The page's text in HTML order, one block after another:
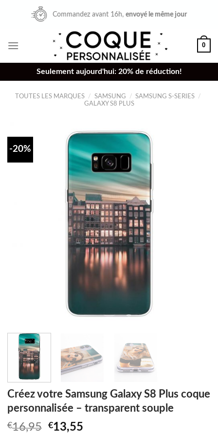
Commandez avant 16h,envoyé le même jour
0
Seulement aujourd'hui: 20% de réduction!
TOUTES LES MARQUES / SAMSUNG / SAMSUNG S-SERIES
/
GALAXY S8 PLUS
-20%
Créez votre Samsung Galaxy S8 Plus coque
personnalisée – transparent souple
€16,95 Original
€13,55